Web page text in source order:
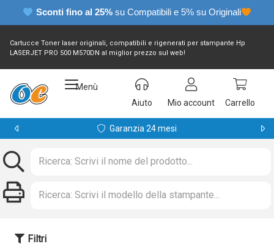
Sconti fino al 25% su Compatibili e 5% su Originali
Cartucce Toner laser originali, compatibili e rigenerati per stampante Hp
LASERJET PRO 500 M570DN al miglior prezzo sul web!
Menù
Aiuto
Mio account Carrello
Garanzia 24 mesi
Filtri